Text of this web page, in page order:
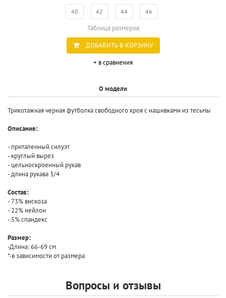
40 42 44 46
Таблица размеров
ДОБАВИТЬ В КОРЗИНУ
+ в сравнения
О модели
Трикотажная черная футболка свободного кроя с нашивками из тесьмы
Описание:
- приталенный силуэт
- круглый вырез
- цельноскроенный рукав
- длина рукава 3/4
Состав:
- 73% вискоза
- 22% нейлон
- 5% спандекс
Размер:
-Длина: 66-69 см
*-в зависимости от размера
Вопросы и отзывы